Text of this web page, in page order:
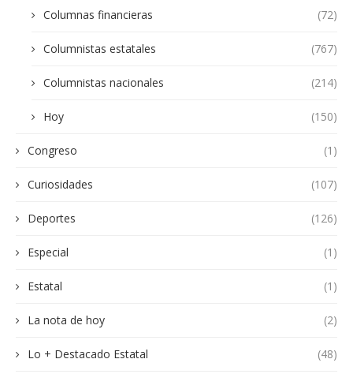
Columnas financieras (72)
Columnistas estatales (767)
Columnistas nacionales (214)
Hoy (150)
Congreso (1)
Curiosidades (107)
Deportes (126)
Especial (1)
Estatal (1)
La nota de hoy (2)
Lo + Destacado Estatal (48)